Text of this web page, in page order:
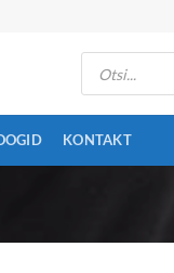
Products
search
KONTAKT